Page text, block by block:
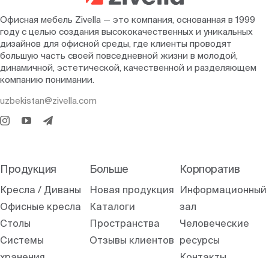
Офисная мебель Zivella — это компания, основанная в 1999
году с целью создания высококачественных и уникальных
дизайнов для офисной среды, где клиенты проводят
большую часть своей повседневной жизни в молодой,
динамичной, эстетической, качественной и разделяющем
компанию понимании.
uzbekistan@zivella.com
Продукция
Кресла / Диваны
Офисные кресла
Столы
Системы
Больше
Новая продукция
Каталоги
Пространства
Отзывы клиентов
Корпоратив
Информационный
зал
Человеческие
ресурсы